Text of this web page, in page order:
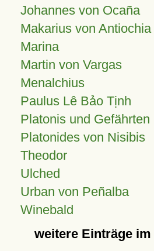
Johannes von Ocaña
Makarius von
Marina
Martin von Vargas
Menalchius
Paulus Lê Bảo Tịnh
Platonis und Gefährten
Platonides von Nisibis
Theodor
Ulched
Urban von Peñalba
Winebald
weitere Einträge im